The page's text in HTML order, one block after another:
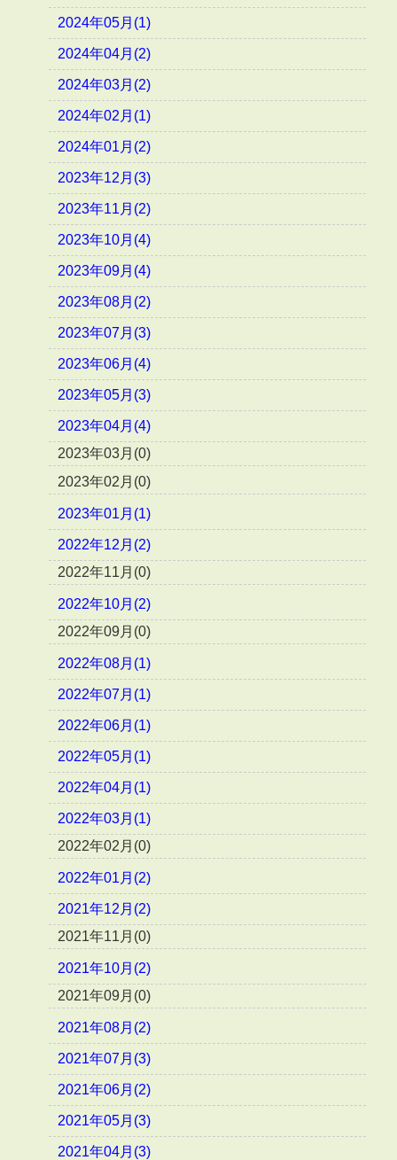
2024年05月(1)
2024年04月(2)
2024年03月(2)
2024年02月(1)
2024年01月(2)
2023年12月(3)
2023年11月(2)
2023年10月(4)
2023年09月(4)
2023年08月(2)
2023年07月(3)
2023年06月(4)
2023年05月(3)
2023年04月(4)
2023年03月(0)
2023年02月(0)
2023年01月(1)
2022年12月(2)
2022年11月(0)
2022年10月(2)
2022年09月(0)
2022年08月(1)
2022年07月(1)
2022年06月(1)
2022年05月(1)
2022年04月(1)
2022年03月(1)
2022年02月(0)
2022年01月(2)
2021年12月(2)
2021年11月(0)
2021年10月(2)
2021年09月(0)
2021年08月(2)
2021年07月(3)
2021年06月(2)
2021年05月(3)
2021年04月(3)